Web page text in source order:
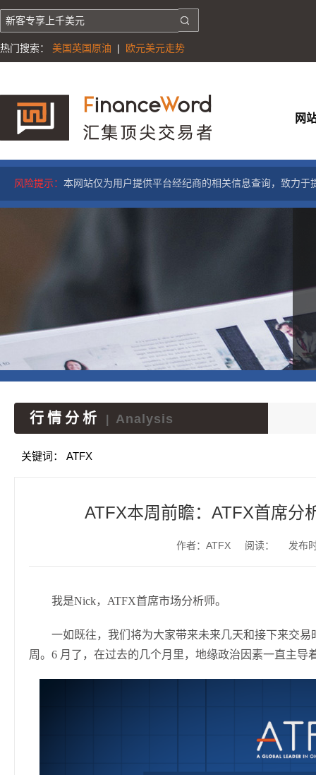
热门搜索： 美国英国原油 | 欧元美元走势
网
风险提示： 本网站仅为用户提供平台经纪商的相关信息查询，致力
行情分析 Analysis
关键词： ATFX
ATFX本周前瞻：ATFX首席分
作者：ATFX 阅读： 发布
我是Nick，ATFX首席市场分析师。
一如既往，我们将为大家带来未来几天和接下来交
周。6 月了，在过去的几个月里，地缘政治因素一直主